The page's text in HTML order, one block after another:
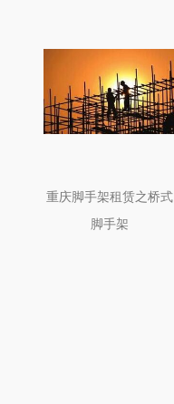
重庆脚手架租赁之桥式
脚手架